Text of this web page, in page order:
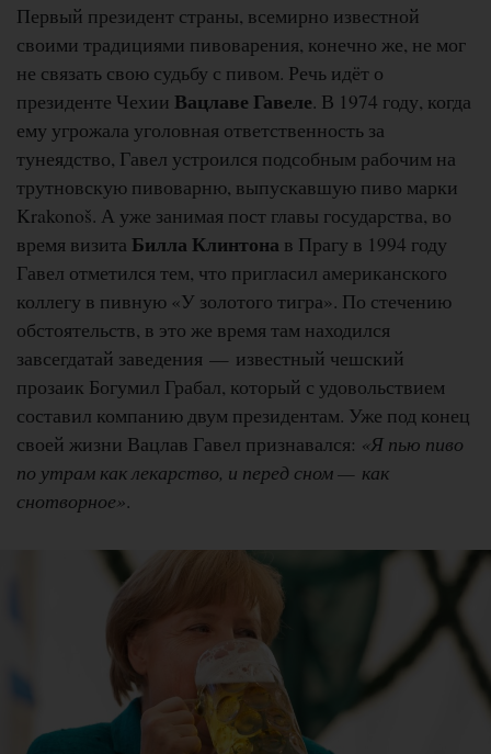
Первый президент страны, всемирно известной
своими традициями пивоварения, конечно же, не мог
не связать свою судьбу с пивом. Речь идёт о
президенте Чехии Вацлаве Гавеле. В 1974 году, когда
ему угрожала уголовная ответственность за
тунеядство, Гавел устроился подсобным рабочим на
трутновскую пивоварню, выпускавшую пиво марки
Krakonoš. А уже занимая пост главы государства, во
время визита Билла Клинтона в Прагу в 1994 году
Гавел отметился тем, что пригласил американского
коллегу в пивную «У золотого тигра». По стечению
обстоятельств, в это же время там находился
завсегдатай заведения — известный чешский
прозаик Богумил Грабал, который с удовольствием
составил компанию двум президентам. Уже под конец
своей жизни Вацлав Гавел признавался: «Я пью пиво
по утрам как лекарство, и перед сном — как
снотворное».